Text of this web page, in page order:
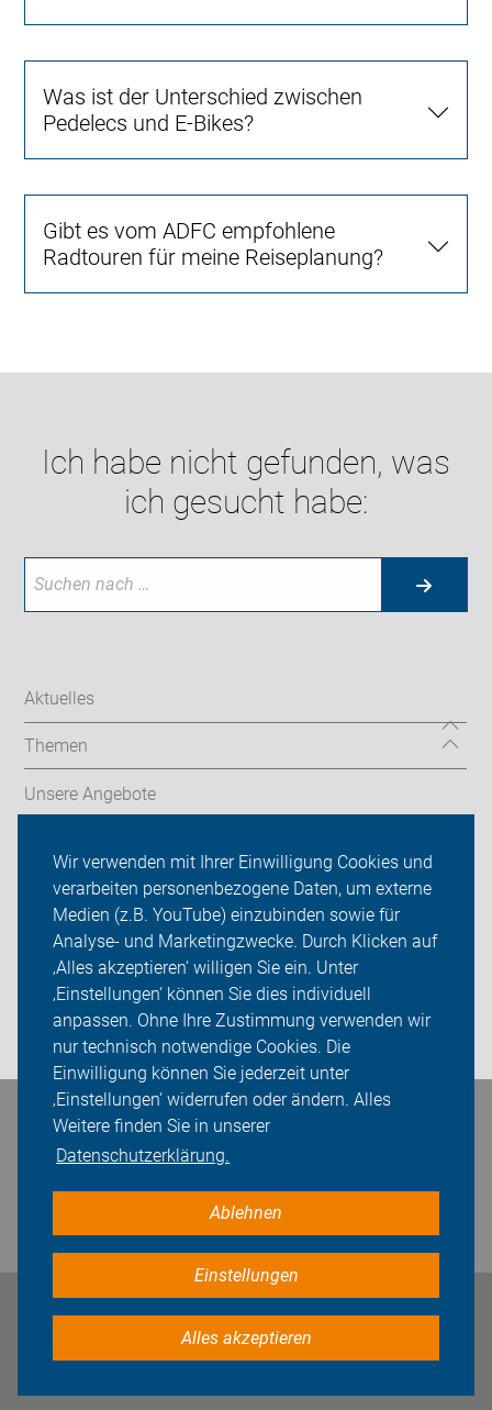
Wir verwenden mit Ihrer Einwilligung Cookies und
verarbeiten personenbezogene Daten, um externe
Medien (z.B. YouTube) einzubinden sowie für
Analyse- und Marketingzwecke. Durch Klicken auf
‚Alles akzeptieren‘ willigen Sie ein. Unter
‚Einstellungen‘ können Sie dies individuell
anpassen. Ohne Ihre Zustimmung verwenden wir
nur technisch notwendige Cookies. Die
Einwilligung können Sie jederzeit unter
‚Einstellungen‘ widerrufen oder ändern. Alles
Weitere finden Sie in unserer
Datenschutzerklärung.
Ablehnen
Einstellungen
Alles akzeptieren
Was ist der Unterschied zwischen
Pedelecs und E-Bikes?
Gibt es vom ADFC empfohlene
Radtouren für meine Reiseplanung?
Ich habe nicht gefunden, was
ich gesucht habe:
Aktuelles
Themen
Unsere Angebote
Termine & Touren
Sei dabei
Presse
Login
Bleiben Sie in Kontakt